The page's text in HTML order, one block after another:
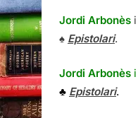
Jordi Arbonès i
♠ Epistolari.
Jordi Arbonès i
♣ Epistolari.